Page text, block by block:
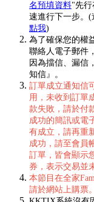
名預填資料"先行
速進行下一步。(
點我)
為了確保您的權
聯絡人電子郵件
因為擋信、漏信
知信』。
訂單成立通知信
用，未收到訂單
款失敗，請於付
成功的簡訊或電
有成立，請再重
成功，請至會員
訂單，皆會顯示
券，表示交易並
本節目在全家
請於網站上購票。